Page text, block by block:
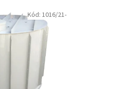
Kód: 1016/21-